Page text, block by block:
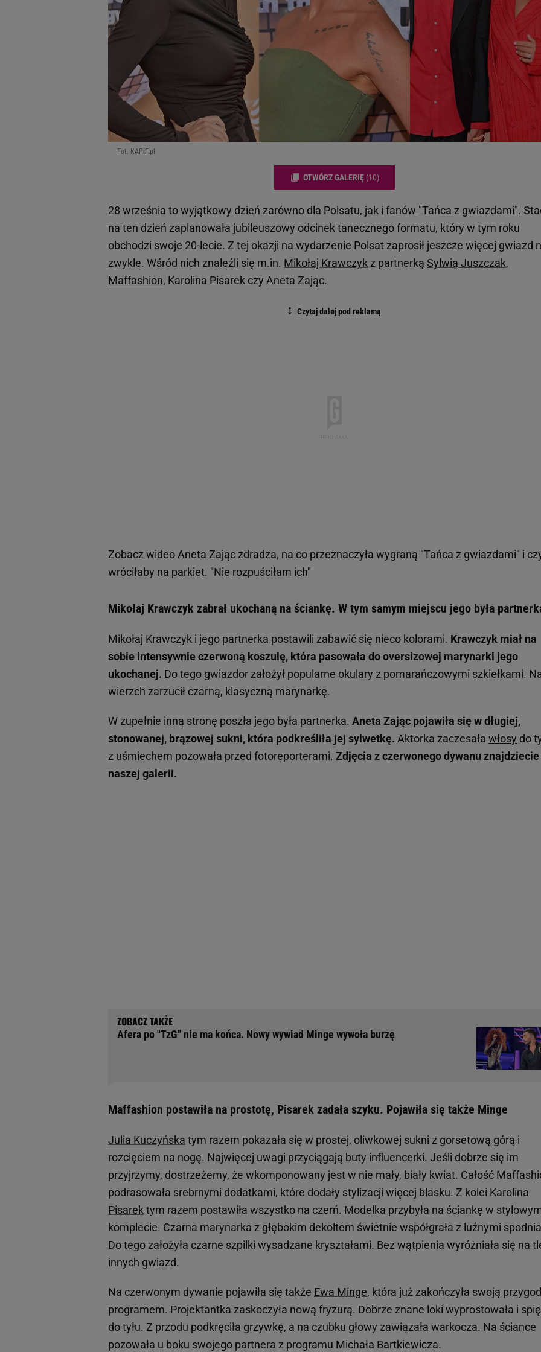
Fot. KAPiF.pl
OTWÓRZ GALERIĘ (10)
28 września to wyjątkowy dzień zarówno dla Polsatu, jak i fanów "Tańca z gwiazdami".
na ten dzień zaplanowała jubileuszowy odcinek tanecznego formatu, który w tym roku
obchodzi swoje 20-lecie. Z tej okazji na wydarzenie Polsat zaprosił jeszcze więcej gwiazd
zwykle. Wśród nich znaleźli się m.in. Mikołaj Krawczykz partnerką Sylwią Juszczak,
Maffashion, Karolina Pisarek czy Aneta Zając.
Zobacz wideoAneta Zając zdradza, na co przeznaczyła wygraną "Tańca z gwiazdami" i
wróciłaby na parkiet. "Nie rozpuściłam ich"
Mikołaj Krawczyk zabrał ukochaną na ściankę. W tym samym miejscu jego była
Mikołaj Krawczyk i jego partnerka postawili zabawić się nieco kolorami. Krawczyk miał na
sobie intensywnie czerwoną koszulę, która pasowała do oversizowej marynarki jego
ukochanej. Do tego gwiazdor założył popularne okulary z pomarańczowymi szkiełkami.
wierzch zarzucił czarną, klasyczną marynarkę.
W zupełnie inną stronę poszła jego była partnerka. Aneta Zając pojawiła się w długiej,
stonowanej, brązowej sukni, która podkreśliła jej sylwetkę. Aktorka zaczesała włosy do
z uśmiechem pozowała przed fotoreporterami. Zdjęcia z czerwonego dywanu znajdziecie
naszej galerii.
Afera po "TzG" nie ma końca. Nowy wywiad Minge wywoła burzę
Maffashion postawiła na prostotę, Pisarek zadała szyku. Pojawiła się także Minge
Julia Kuczyńska tym razem pokazała się w prostej, oliwkowej sukni z gorsetową górą i
rozcięciem na nogę. Najwięcej uwagi przyciągają buty influencerki. Jeśli dobrze się im
przyjrzymy, dostrzeżemy, że wkomponowany jest w nie mały, biały kwiat. Całość
podrasowała srebrnymi dodatkami, które dodały stylizacji więcej blasku. Z kolei Karolina
Pisarektym razem postawiła wszystko na czerń. Modelka przybyła na ściankę w
komplecie. Czarna marynarka z głębokim dekoltem świetnie współgrała z luźnymi
Do tego założyła czarne szpilki wysadzane kryształami. Bez wątpienia wyróżniała się na
innych gwiazd.
Na czerwonym dywanie pojawiła się także Ewa Minge, która już zakończyła swoją
programem. Projektantka zaskoczyła nową fryzurą. Dobrze znane loki wyprostowała i
do tyłu. Z przodu podkręciła grzywkę, a na czubku głowy zawiązała warkocza. Na ściance
pozowała u boku swojego partnera z programu Michała Bartkiewicza.